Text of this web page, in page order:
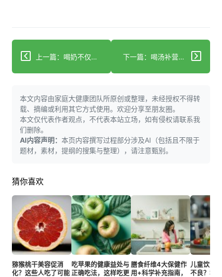
上一篇：喝奶不仅不致骨质疏松，还能守护骨骼健康 下一篇：喝汤补营养是智商税？营养科专家解析真相
本文内容由家庭大健康团队所原创或整理，未经授权不得转
载、摘编或利用其它方式使用。欢迎分享至朋友圈。
本文仅代表作者观点，不代表本站立场，如有侵权请联系我
们删除。
AI内容声明： 本页内容撰写过程部分涉及AI（包括且不限于
题材，素材，提纲的搜集与整理），请注意甄别。
猜你喜欢
猕猴桃干美容促消
化？这些人吃了可能
吃苹果的健康益处与
正确吃法，这样吃更
膳食纤维4大保健作
用+科学补充指南，
儿童饮食
不良？科